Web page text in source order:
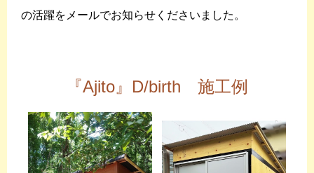
の活躍をメールでお知らせくださいました。
『Ajito』D/birth 施工例